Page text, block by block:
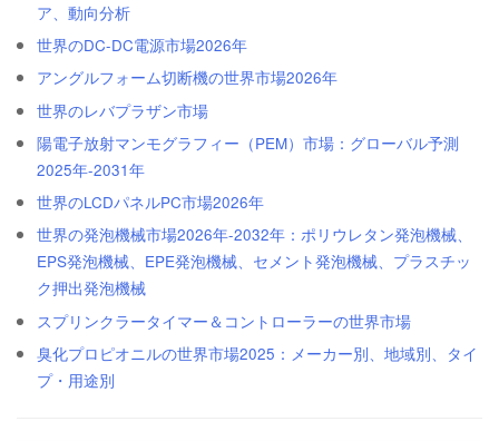
ア、動向分析
世界のDC-DC電源市場2026年
アングルフォーム切断機の世界市場2026年
世界のレバプラザン市場
陽電子放射マンモグラフィー（PEM）市場：グローバル予測
2025年-2031年
世界のLCDパネルPC市場2026年
世界の発泡機械市場2026年-2032年：ポリウレタン発泡機械、
EPS発泡機械、EPE発泡機械、セメント発泡機械、プラスチッ
ク押出発泡機械
スプリンクラータイマー＆コントローラーの世界市場
臭化プロピオニルの世界市場2025：メーカー別、地域別、タイ
プ・用途別